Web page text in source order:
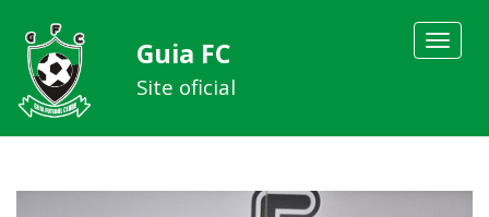
Toggle
Guia FC
Site oficial